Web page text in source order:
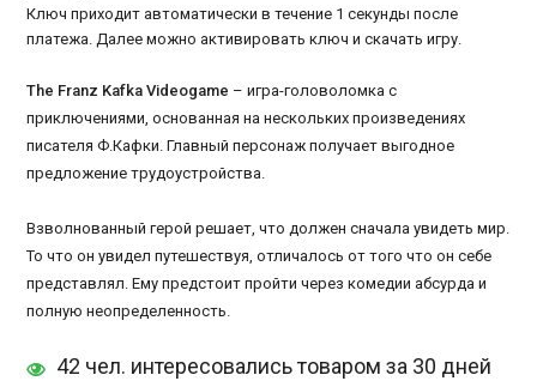
Ключ приходит автоматически в течение 1 секунды после
платежа. Далее можно активировать ключ и скачать игру.
The Franz Kafka Videogame – игра-головоломка с
приключениями, основанная на нескольких произведениях
писателя Ф.Кафки. Главный персонаж получает выгодное
предложение трудоустройства.
Взволнованный герой решает, что должен сначала увидеть мир.
То что он увидел путешествуя, отличалось от того что он себе
представлял. Ему предстоит пройти через комедии абсурда и
полную неопределенность.
42 чел. интересовались товаром за 30 дней